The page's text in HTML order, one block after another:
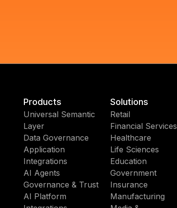
Products
Universal Semantic
Layer
Data Governance
Application
Integrations
AI Agents
Governance & Trust
AI Platform
Solutions
Retail
Financial Services
Healthcare
Life Sciences
Education
Government
Insurance
Manufacturing